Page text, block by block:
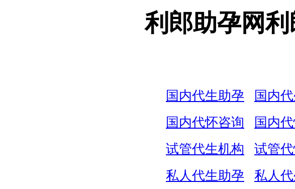
利郎助孕网
国内代生助孕 国内
国内代怀咨询
国内
试管代生机构
试管
私人代生助孕
私人